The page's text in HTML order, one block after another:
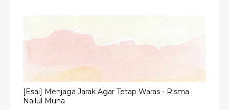
[Esai] Menjaga Jarak Agar Tetap Waras - Risma
Nailul Muna